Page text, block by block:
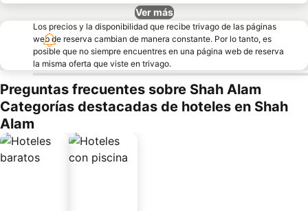
Ver más
Los precios y la disponibilidad que recibe trivago de las páginas
web de reserva cambian de manera constante. Por lo tanto, es
posible que no siempre encuentres en una página web de reserva
la misma oferta que viste en trivago.
Preguntas frecuentes sobre Shah Alam
Categorías destacadas de hoteles en Shah
Alam